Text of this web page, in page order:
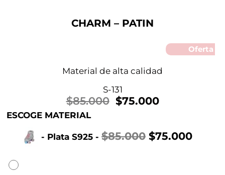
CHARM – PATIN
Oferta
Material de alta calidad
S-131
$85.000 $75.000
ESCOGE MATERIAL
- Plata S925 - $85.000 $75.000